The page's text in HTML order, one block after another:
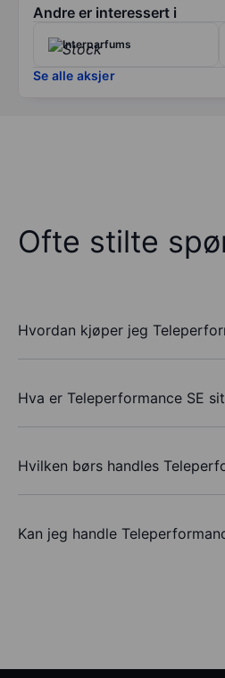
Andre er interessert i
Interparfums
Se alle aksjer
Ofte stilte
Hvordan kjøper jeg
Hva er Teleperformance SE
Hvilken børs handles
Kan jeg handle